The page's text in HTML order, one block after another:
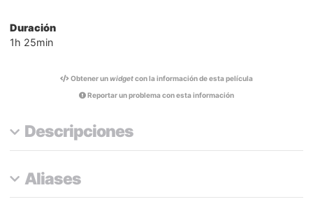
Duración
1h 25min
Obtener unwidgetcon la información de esta película
Reportar un problema con esta información
Descripciones
Aliases